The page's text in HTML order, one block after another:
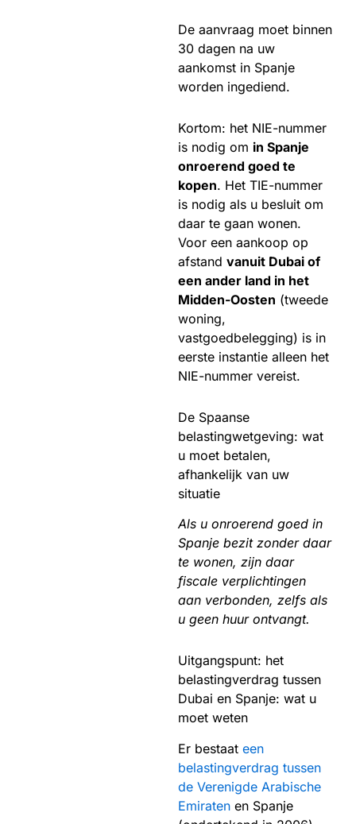
De aanvraag moet binnen
30 dagen na uw
aankomst in Spanje
worden ingediend.
Kortom: het NIE-nummer
is nodig om in Spanje
onroerend goed te
kopen. Het TIE-nummer
is nodig als u besluit om
daar te gaan wonen.
Voor een aankoop op
afstand vanuit Dubai of
een ander land in het
Midden-Oosten (tweede
woning,
vastgoedbelegging) is in
eerste instantie alleen het
NIE-nummer vereist.
De Spaanse
belastingwetgeving: wat
u moet betalen,
afhankelijk van uw
situatie
Als u onroerend goed in
Spanje bezit zonder daar
te wonen, zijn daar
fiscale verplichtingen
aan verbonden, zelfs als
u geen huur ontvangt.
Uitgangspunt: het
belastingverdrag tussen
Dubai en Spanje: wat u
moet weten
Er bestaat een
belastingverdrag tussen
de Verenigde Arabische
Emiraten en Spanje